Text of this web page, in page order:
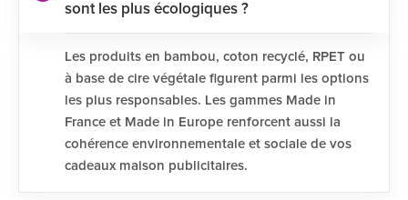
sont les plus écologiques ?
Les produits en bambou, coton recyclé, RPET ou
à base de cire végétale figurent parmi les options
les plus responsables. Les gammes Made in
France et Made in Europe renforcent aussi la
cohérence environnementale et sociale de vos
cadeaux maison publicitaires.